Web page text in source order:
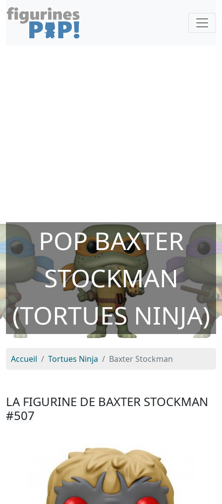
POP BAXTER
STOCKMAN
(TORTUES NINJA)
Accueil Tortues Ninja Baxter Stockman
LA FIGURINE DE BAXTER STOCKMAN
#507